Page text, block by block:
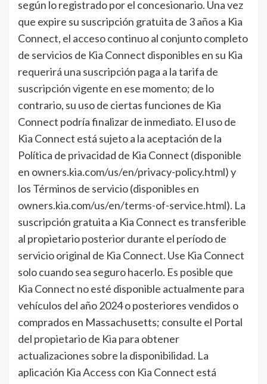
según lo registrado por el concesionario. Una vez
que expire su suscripción gratuita de 3 años a Kia
Connect, el acceso continuo al conjunto completo
de servicios de Kia Connect disponibles en su Kia
requerirá una suscripción paga a la tarifa de
suscripción vigente en ese momento; de lo
contrario, su uso de ciertas funciones de Kia
Connect podría finalizar de inmediato. El uso de
Kia Connect está sujeto a la aceptación de la
Política de privacidad de Kia Connect (disponible
en owners.kia.com/us/en/privacy-policy.html) y
los Términos de servicio (disponibles en
owners.kia.com/us/en/terms-of-service.html). La
suscripción gratuita a Kia Connect es transferible
al propietario posterior durante el período de
servicio original de Kia Connect. Use Kia Connect
solo cuando sea seguro hacerlo. Es posible que
Kia Connect no esté disponible actualmente para
vehículos del año 2024 o posteriores vendidos o
comprados en Massachusetts; consulte el Portal
del propietario de Kia para obtener
actualizaciones sobre la disponibilidad. La
aplicación Kia Access con Kia Connect está